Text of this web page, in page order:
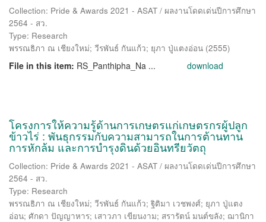
Collection: Pride & Awards 2021 - ASAT / ผลงานโดดเด่นปีการศึกษา
2564 - สว.
Type: Research
พรรณธิภา ณ เชียงใหม่; วีรพันธ์ กันแก้ว; ยุภา ปู่แตงอ่อน (2555)
File in this item: RS_Panthipha_Na ... download
โครงการให้ความรู้ด้านการเกษตรแก่เกษตรกรผู้ปลูก
ข้าวไร่ : พันธุกรรมกับความสามารถในการต้านทาน
การหักล้ม และการบำรุงดินด้วยอินทรียวัตถุ
Collection: Pride & Awards 2021 - ASAT / ผลงานโดดเด่นปีการศึกษา
2564 - สว.
Type: Research
พรรณธิภา ณ เชียงใหม่; วีรพันธ์ กันแก้ว; ฐิติมา เวชพงศ์; ยุภา ปู่แตง
อ่อน; ศักดา ปัญญาหาร; เสาวภา เขียนงาม; สรารัตน์ มนต์ขลัง; ฌานิกา